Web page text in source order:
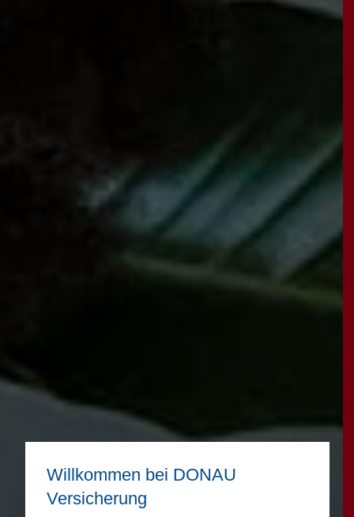
Willkommen bei DONAU
Versicherung